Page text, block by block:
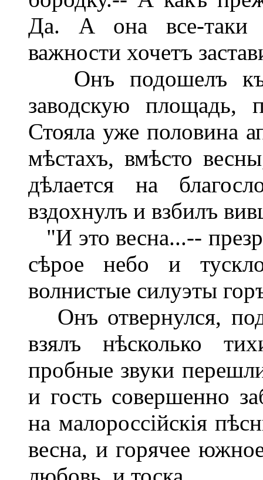
Да. А она все-таки
важности хочетъ
Онъ подошелъ къ
заводскую площадь,
Стояла уже половина
мѣстахъ, вмѣсто
дѣлается на
вздохнулъ и взбилъ
"И это весна...--
сѣрое небо и
волнистые силуэты
Онъ отвернулся,
взялъ нѣсколько
пробные звуки
и гость совершенно
на малороссійскія
весна, и горячее